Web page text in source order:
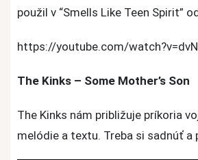
použil v “Smells Like Teen Spirit”
https://youtube.com/
The Kinks – Some Mother’s Son
The Kinks nám približuje príkoria
melódie a textu. Treba si sadnúť a